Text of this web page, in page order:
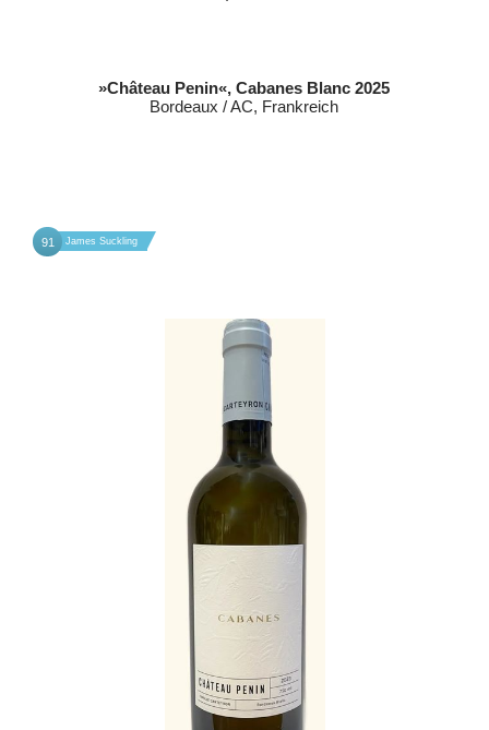
»Château Penin«, Cabanes Blanc 2025
Bordeaux / AC, Frankreich
91 James Suckling